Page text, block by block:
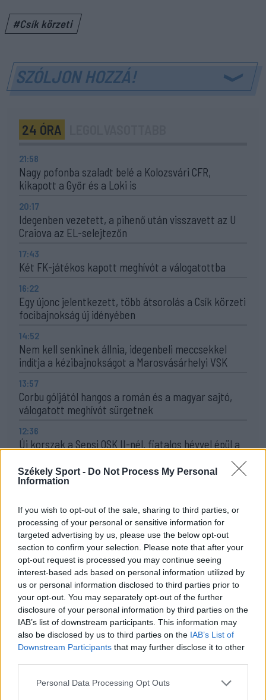
Székely Sport - Do Not Process My Personal
Information
If you wish to opt-out of the sale, sharing to third parties, or
processing of your personal or sensitive information for
targeted advertising by us, please use the below opt-out
section to confirm your selection. Please note that after your
opt-out request is processed you may continue seeing
interest-based ads based on personal information utilized by
us or personal information disclosed to third parties prior to
your opt-out. You may separately opt-out of the further
disclosure of your personal information by third parties on the
IAB’s list of downstream participants. This information may
also be disclosed by us to third parties on the IAB’s List of
Downstream Participants that may further disclose it to other
Personal Data Processing Opt Outs
#Csík körzeti
SZÓLJON HOZZÁ!
24 ÓRA
21:58
Nagy pofonba szaladt belé a Kolozsvári CFR,
kikapott a Győr és a Loki is
20:17
Idegenben vezetett, a pihenő után visszavett az U
Craiova az EL-selejtezőn
17:43
Két FK-játékos kapott meghívót a válogatottba
16:22
Egy újonc jelentkezett, több átsorolás a Csík körzeti
focibajnokság új idényében
14:52
Nem kell senkinek állnia, idegenbeli meccsekkel
indítja a kézibajnokságot a Marosvásárhelyi VSK
13:57
Corbu góljától hangos a román és a magyar sajtó,
válogatott meghívót sürgetnek
12:36
Új korszak a Sepsi OSK II-nél, fiatalos hévvel épül a
11:24
FOTE-ra
MÉG TÖBB FRISS HÍR